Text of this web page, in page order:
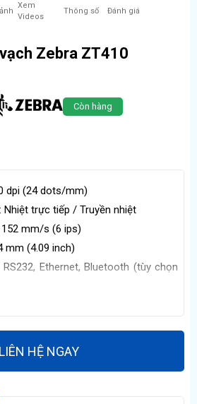
Xem
Videos
Thông số Đánh giá
Zebra ZT410
Còn hàng
dpi (24 dots/mm)
: Nhiệt trực tiếp / Truyền nhiệt
152 mm/s (6 ips)
mm (4.09 inch)
RS232, Ethernet, Bluetooth (tùy chọn
LIÊN HỆ NGAY